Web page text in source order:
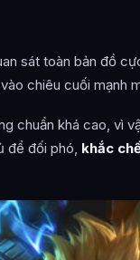
sát toàn bản đồ
chiêu cuối mạnh
chuẩn khá cao, vì
để đối phó, khắc